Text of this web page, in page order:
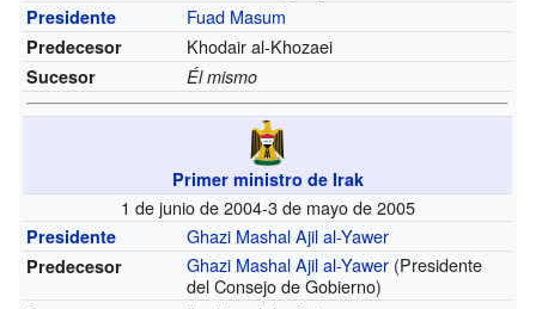
Presidente Fuad Masum
Predecesor Khodair al-Khozaei
Sucesor Él mismo
Primer ministro de Irak
1 de junio de 2004-3 de mayo de 2005
Presidente Ghazi Mashal Ajil al-Yawer
Predecesor Ghazi Mashal Ajil al-Yawer (Presidente
del Consejo de Gobierno)